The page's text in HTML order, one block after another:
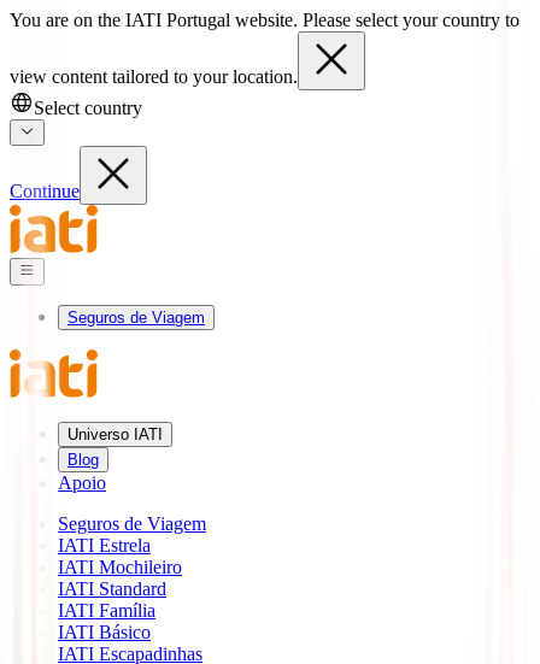
You are on the IATI Portugal website. Please select your country to
view content tailored to your location.
Select country
Continue
Seguros de Viagem
Universo IATI
Blog
Apoio
Seguros de Viagem
IATI Estrela
IATI Mochileiro
IATI Standard
IATI Família
IATI Básico
IATI Escapadinhas